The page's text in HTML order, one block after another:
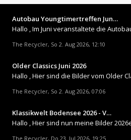
Autobau Youngtimertreffen Jun…
The Recycler, So 2. Aug 2026, 12:10
Older Classics Juni 2026
The Recycler, So 2. Aug 2026, 07:06
Klassikwelt Bodensee 2026 - V…
The Recycler, Do 23. Jul 2026, 19:25